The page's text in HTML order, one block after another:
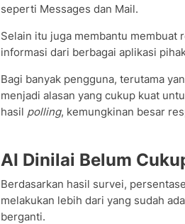
seperti Messages dan Mail.
Selain itu juga membantu membuat
informasi dari berbagai aplikasi
Bagi banyak pengguna, terutama
menjadi alasan yang cukup kuat
hasil polling, kemungkinan besar
AI Dinilai Belum
Berdasarkan hasil survei,
melakukan lebih dari yang sudah
berganti.